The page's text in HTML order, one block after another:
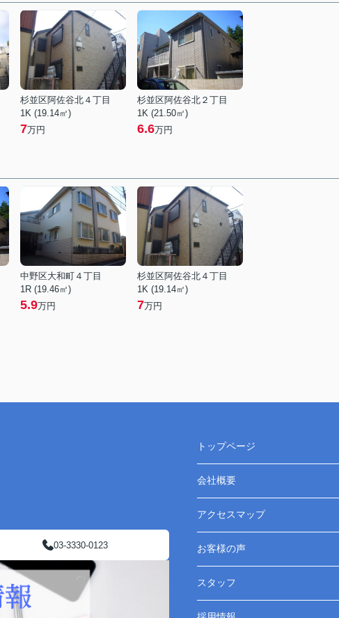
杉並区阿佐谷北４丁目
1K (19.14㎡)
7万円
杉並区阿佐谷北２丁目
1K (21.50㎡)
6.6万円
中野区大和町４丁目
1R (19.46㎡)
5.9万円
杉並区阿佐谷北４丁目
1K (19.14㎡)
7万円
03-3330-0123
トップページ
会社概要
アクセスマップ
お客様の声
スタッフ